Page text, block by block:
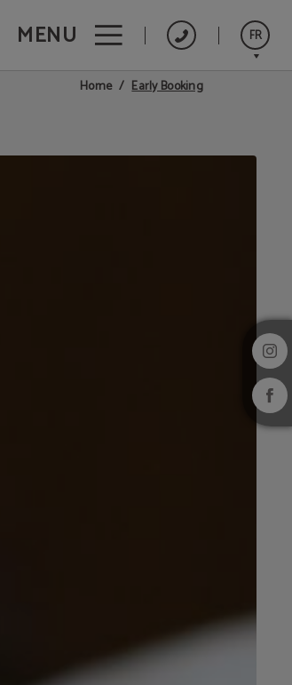
MENU FR
Home Early Booking